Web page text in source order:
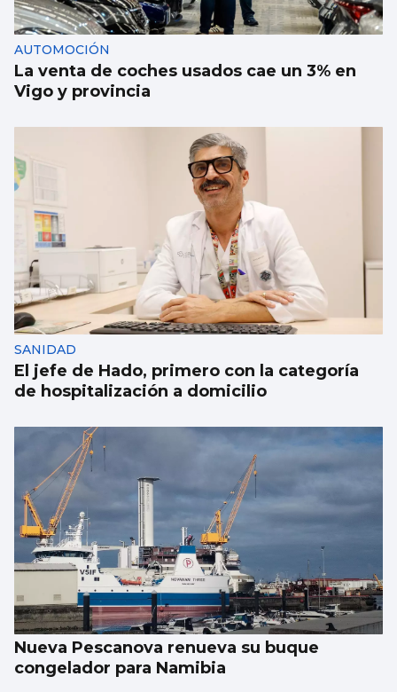
AUTOMOCIÓN
La venta de coches usados cae un 3% en
Vigo y provincia
SANIDAD
El jefe de Hado, primero con la categoría
de hospitalización a domicilio
Nueva Pescanova renueva su buque
congelador para Namibia